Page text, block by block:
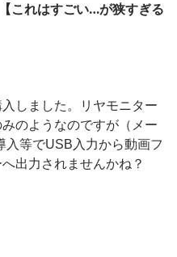
これはすごい…が狭すぎる
しました。リヤモニター
のようなのですが（メー
入等でUSB入力から動画フ
出力されませんかね？